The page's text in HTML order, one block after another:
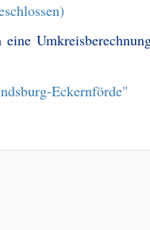
Eckernförde"